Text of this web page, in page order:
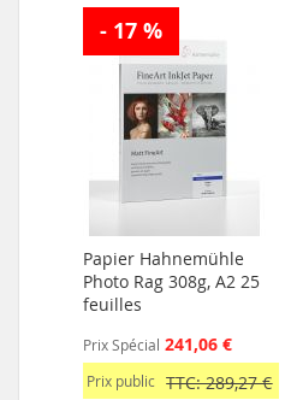
- 17 %
Papier Hahnemühle
Photo Rag 308g, A2 25
feuilles
Prix Spécial 241,06 €
Prix public TTC: 289,27 €